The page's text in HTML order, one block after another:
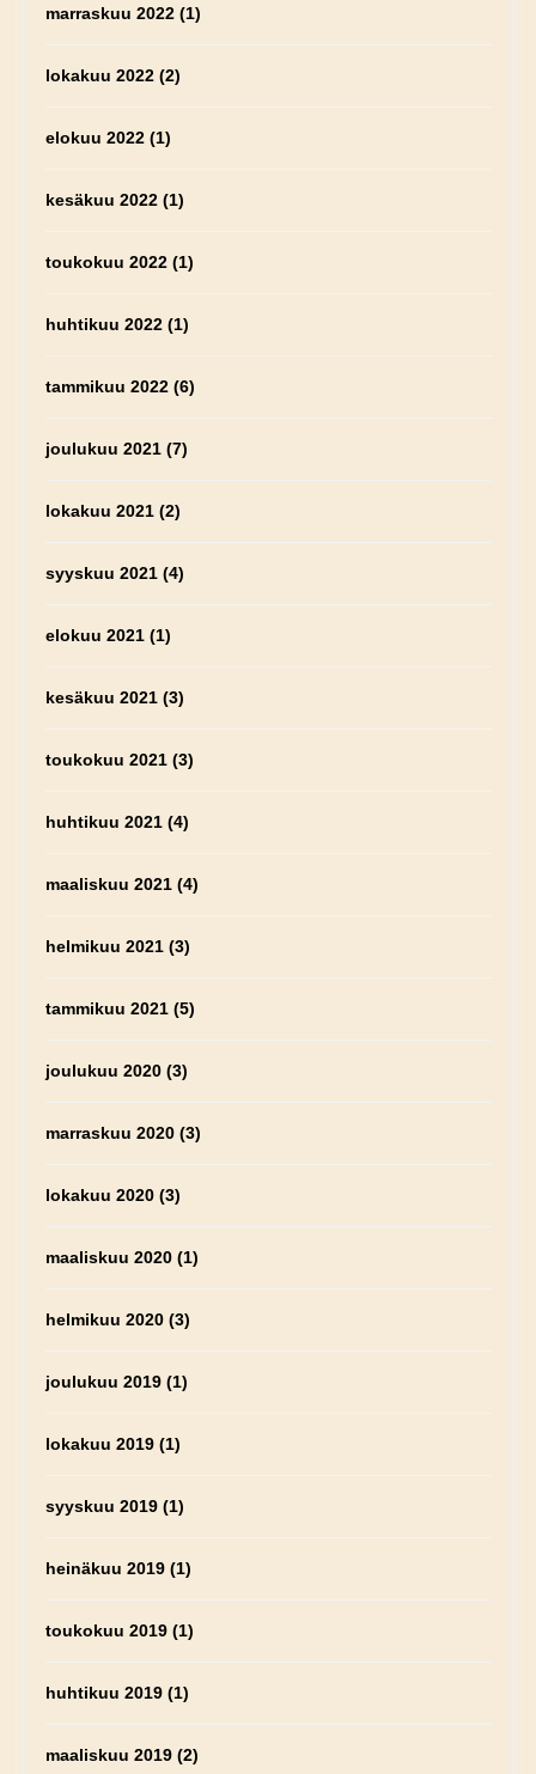
marraskuu 2022(1)
lokakuu 2022(2)
elokuu 2022(1)
kesäkuu 2022(1)
toukokuu 2022(1)
huhtikuu 2022(1)
tammikuu 2022(6)
joulukuu 2021(7)
lokakuu 2021(2)
syyskuu 2021(4)
elokuu 2021(1)
kesäkuu 2021(3)
toukokuu 2021(3)
huhtikuu 2021(4)
maaliskuu 2021(4)
helmikuu 2021(3)
tammikuu 2021(5)
joulukuu 2020(3)
marraskuu 2020(3)
lokakuu 2020(3)
maaliskuu 2020(1)
helmikuu 2020(3)
joulukuu 2019(1)
lokakuu 2019(1)
syyskuu 2019(1)
heinäkuu 2019(1)
toukokuu 2019(1)
huhtikuu 2019(1)
maaliskuu 2019(2)